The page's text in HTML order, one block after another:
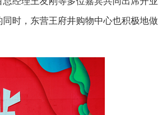
时，东营王府井购物中心也积极地做